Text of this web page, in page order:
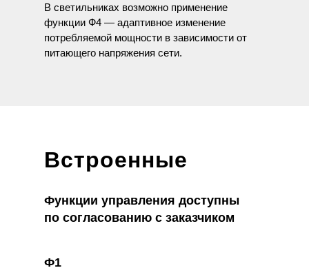
В светильниках возможно применение
функции Ф4 — адаптивное изменение
потребляемой мощности в зависимости от
питающего напряжения сети.
Встроенные
Ф1
Функции управления доступны
по согласованию с заказчиком